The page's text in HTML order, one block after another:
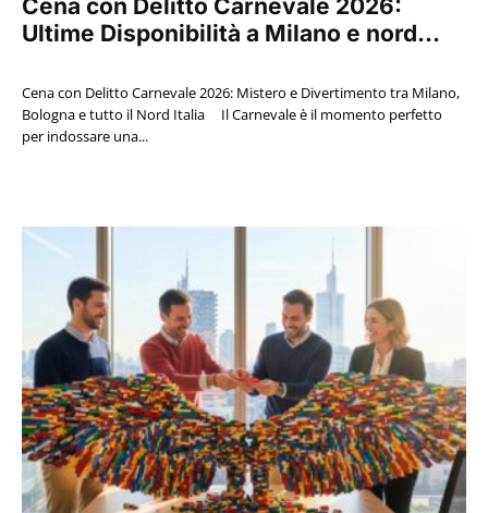
Cena con Delitto Carnevale 2026:
Ultime Disponibilità a Milano e nord...
Cena con Delitto Carnevale 2026: Mistero e Divertimento tra Milano,
Bologna e tutto il Nord Italia Il Carnevale è il momento perfetto
per indossare una...